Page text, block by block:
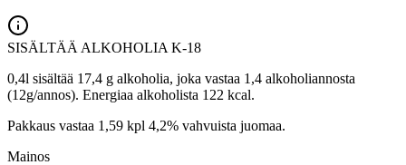
SISÄLTÄÄ ALKOHOLIA K-18
0,4l sisältää 17,4 g alkoholia, joka vastaa 1,4 alkoholiannosta
(12g/annos). Energiaa alkoholista 122 kcal.
Pakkaus vastaa 1,59 kpl 4,2% vahvuista juomaa.
Mainos